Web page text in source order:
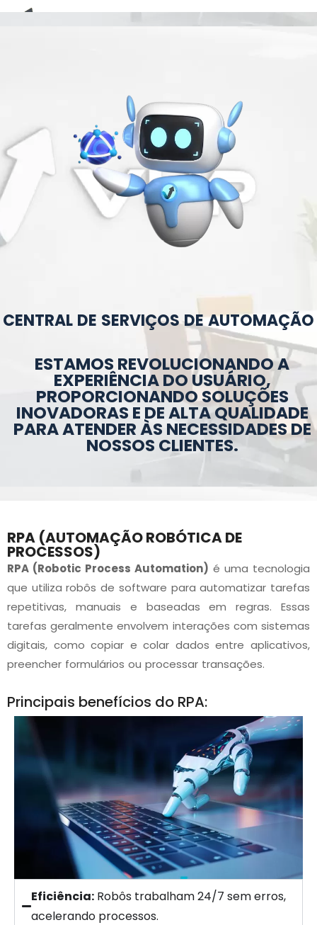
CENTRAL DE SERVIÇOS DE AUTOMAÇÃO
ESTAMOS REVOLUCIONANDO A
EXPERIÊNCIA DO USUÁRIO,
PROPORCIONANDO SOLUÇÕES
INOVADORAS E DE ALTA QUALIDADE
PARA ATENDER ÀS NECESSIDADES DE
NOSSOS CLIENTES.
RPA (AUTOMAÇÃO ROBÓTICA DE
PROCESSOS)
RPA (Robotic Process Automation) é uma tecnologia
que utiliza robôs de software para automatizar tarefas
repetitivas, manuais e baseadas em regras. Essas
tarefas geralmente envolvem interações com sistemas
digitais, como copiar e colar dados entre aplicativos,
preencher formulários ou processar transações.
Principais benefícios do RPA:
Eficiência: Robôs trabalham 24/7 sem erros,
acelerando processos.